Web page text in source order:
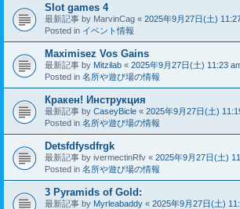
Slot games 4
最新記事 by MarvinCag « 2025年9月27日(土)
Posted in イベント情報
Maximisez Vos Gains
最新記事 by Mitzilab « 2025年9月27日(土) 11:23
Posted in 名所や遊び場の情報
Кракен! Инструкция
最新記事 by CaseyBicle « 2025年9月27日(土)
Posted in 名所や遊び場の情報
Detsfdfysdfrgk
最新記事 by ivermectinRfv « 2025年9月27日(土)
Posted in 名所や遊び場の情報
3 Pyramids of Gold:
最新記事 by Myrleabaddy « 2025年9月27日(土)